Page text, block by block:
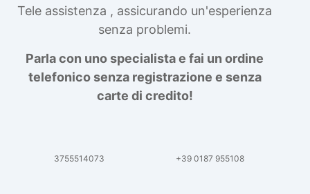
Tele assistenza , assicurando un'esperienza
senza problemi.
Parla con uno specialista e fai un ordine
telefonico senza registrazione e senza
carte di credito!
3755514073 +39 0187 955108